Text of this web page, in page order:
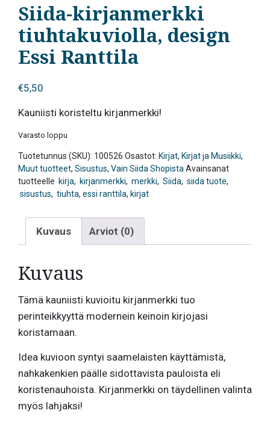
Siida-kirjanmerkki
tiuhtakuviolla, design
Essi Ranttila
€5,50
Kauniisti koristeltu kirjanmerkki!
Varasto loppu
Tuotetunnus (SKU): 100526 Osastot: Kirjat, Kirjat ja Musiikki,
Muut tuotteet, Sisustus, Vain Siida Shopista Avainsanat
tuotteelle kirja, kirjanmerkki, merkki, Siida, siida tuote,
sisustus, tiuhta, essi ranttila, kirjat
Kuvaus Arviot (0)
Kuvaus
Tämä kauniisti kuvioitu kirjanmerkki tuo
perinteikkyyttä modernein keinoin kirjojasi
koristamaan.
Idea kuvioon syntyi saamelaisten käyttämistä,
nahkakenkien päälle sidottavista pauloista eli
koristenauhoista. Kirjanmerkki on täydellinen valinta
myös lahjaksi!